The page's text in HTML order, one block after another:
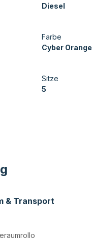
Diesel
Farbe
Cyber Orange
Sitze
5
& Transport